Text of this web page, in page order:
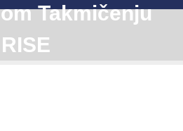
Takmičenju
RISE